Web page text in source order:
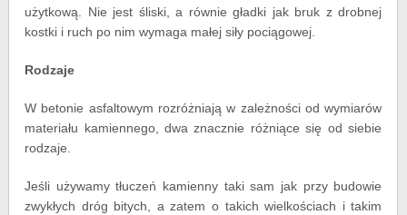
użytkową. Nie jest śliski, a równie gładki jak bruk z drobnej
kostki i ruch po nim wymaga małej siły pociągowej.
Rodzaje
W betonie asfaltowym rozróżniają w zależności od wymiarów
materiału kamiennego, dwa znacznie różniące się od siebie
rodzaje.
Jeśli używamy tłuczeń kamienny taki sam jak przy budowie
zwykłych dróg bitych, a zatem o takich wielkościach i takim